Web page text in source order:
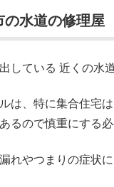
の水道の修理屋
している 近くの水
は、特に集合住宅
るので慎重にする必
れやつまりの症状